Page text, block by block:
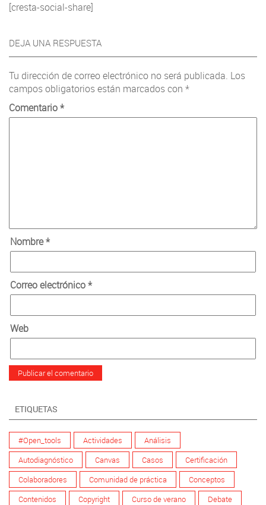
[cresta-social-share]
DEJA UNA RESPUESTA
Tu dirección de correo electrónico no será publicada. Los
campos obligatorios están marcados con *
Comentario*
Nombre*
Correo electrónico*
Web
ETIQUETAS
#Open_tools Actividades
Análisis
Autodiagnóstico
Canvas Casos
Certificación
Colaboradores
Comunidad de práctica
Conceptos
Contenidos
Copyright Curso de verano
Debate